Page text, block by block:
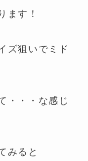
ます！
ズ狙いでミド
・・・な感じ
みると